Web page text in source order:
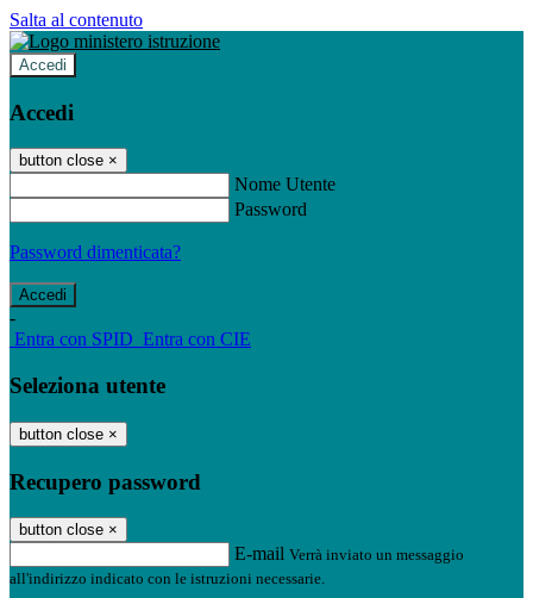
Salta al contenuto
Accedi
Accedi
button close ×
Nome Utente
Password
Password dimenticata?
-
Entra con SPID Entra con CIE
Seleziona utente
button close ×
Recupero password
button close ×
E-mail Verrà inviato un messaggio
all'indirizzo indicato con le istruzioni necessarie.